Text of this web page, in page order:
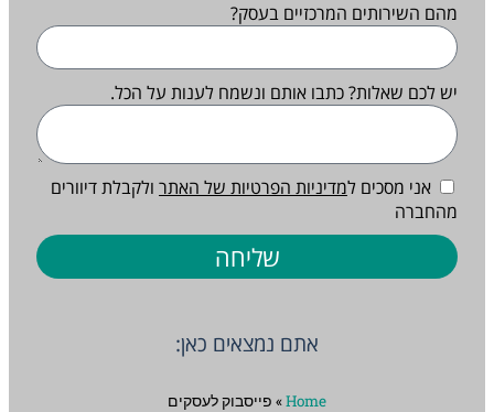
מהם השירותים המרכזיים בעסק?
יש לכם שאלות? כתבו אותם ונשמח לענות על הכל.
אני מסכים למדיניות הפרטיות של האתר ולקבלת דיוורים
מהחברה
שליחה
אתם נמצאים כאן:
Home
» פייסבוק לעסקים